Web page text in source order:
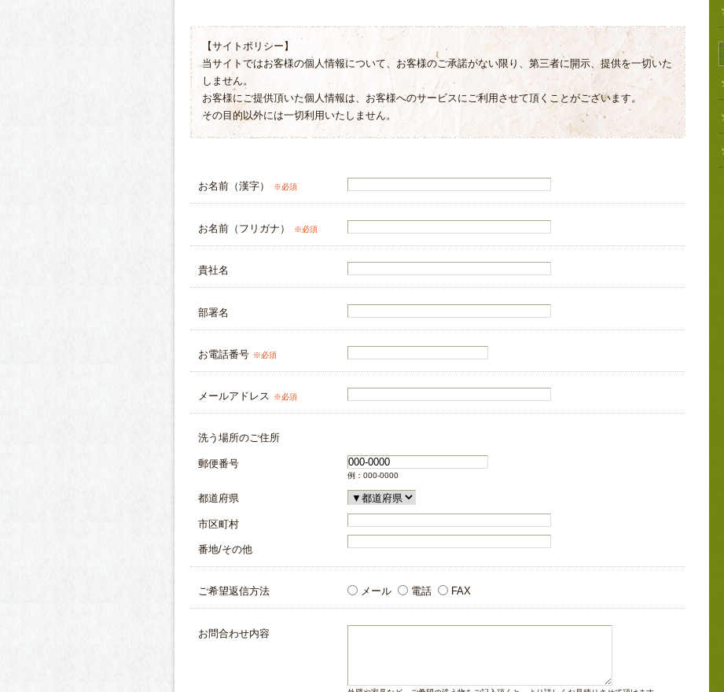
【サイトポリシー】
当サイトではお客様の個人情報について、お客様のご承諾がない限り、第三者に開示、提供を一切いた
しません。
お客様にご提供頂いた個人情報は、お客様へのサービスにご利用させて頂くことがございます。
その目的以外には一切利用いたしません。
お名前（漢字） ※必須
お名前（フリガナ） ※必須
貴社名
部署名
お電話番号 ※必須
メールアドレス ※必須
洗う場所のご住所
郵便番号
例：000-0000
都道府県
市区町村
番地/その他
ご希望返信方法 メール 電話 FAX
お問合わせ内容